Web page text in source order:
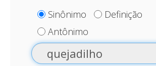
Sinônimo
Definição
Antônimo